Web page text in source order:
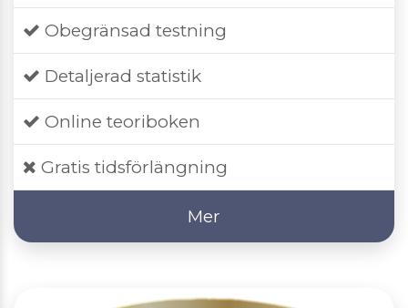
Obegränsad testning
Detaljerad statistik
Online teoriboken
Gratis tidsförlängning
Mer